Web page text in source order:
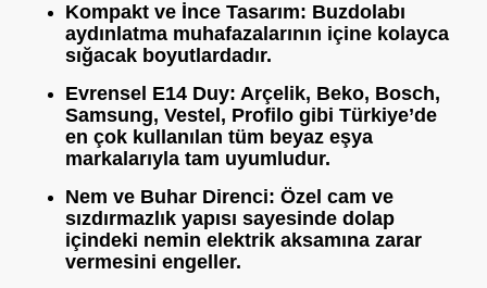
Kompakt ve İnce Tasarım: Buzdolabı
aydınlatma muhafazalarının içine kolayca
sığacak boyutlardadır.
Evrensel E14 Duy: Arçelik, Beko, Bosch,
Samsung, Vestel, Profilo gibi Türkiye’de
en çok kullanılan tüm beyaz eşya
markalarıyla tam uyumludur.
Nem ve Buhar Direnci: Özel cam ve
sızdırmazlık yapısı sayesinde dolap
içindeki nemin elektrik aksamına zarar
vermesini engeller.